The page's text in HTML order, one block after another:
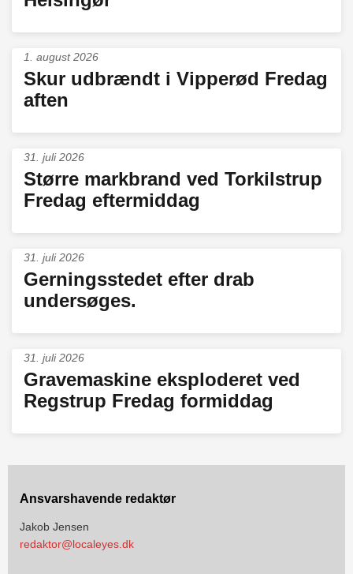
1. august 2026
Skur udbrændt i Vipperød Fredag
aften
31. juli 2026
Større markbrand ved Torkilstrup
Fredag eftermiddag
31. juli 2026
Gerningsstedet efter drab
undersøges.
31. juli 2026
Gravemaskine eksploderet ved
Regstrup Fredag formiddag
Ansvarshavende redaktør
Jakob Jensen
redaktor@localeyes.dk